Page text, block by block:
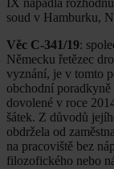
IX napadla
soud v Hamburku,
Věc C-341/19:
Německu řetězec
vyznání, je v tomto
obchodní
dovolené v roce
šátek. Z důvodů
obdržela od
na pracoviště bez
filozofického nebo